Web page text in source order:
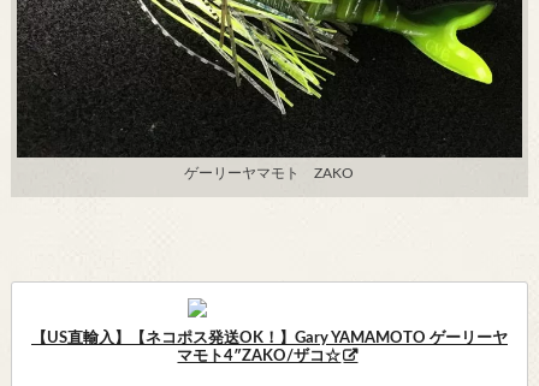
ゲーリーヤマモト ZAKO
【US直輸入】【ネコポス発送OK！】Gary YAMAMOTO ゲーリーヤ
マモト4″ZAKO/ザコ☆